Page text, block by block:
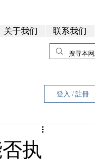
关于我们 联系我们
登入 / 註冊
执